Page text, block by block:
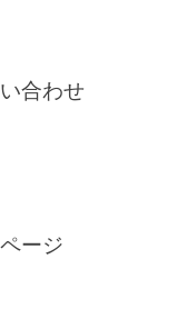
合わせ
ージ